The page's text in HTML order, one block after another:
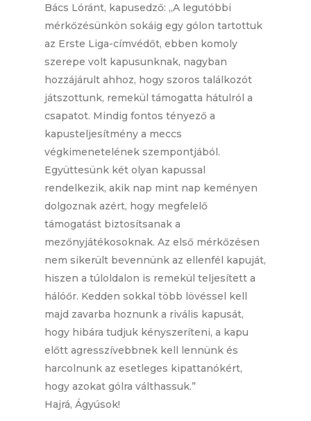
Bács Lóránt, kapusedző: „A legutóbbi
mérkőzésünkön sokáig egy gólon tartottuk
az Erste Liga-címvédőt, ebben komoly
szerepe volt kapusunknak, nagyban
hozzájárult ahhoz, hogy szoros találkozót
játszottunk, remekül támogatta hátulról a
csapatot. Mindig fontos tényező a
kapusteljesítmény a meccs
végkimenetelének szempontjából.
Együttesünk két olyan kapussal
rendelkezik, akik nap mint nap keményen
dolgoznak azért, hogy megfelelő
támogatást biztosítsanak a
mezőnyjátékosoknak. Az első mérkőzésen
nem sikerült bevennünk az ellenfél kapuját,
hiszen a túloldalon is remekül teljesített a
hálóőr. Kedden sokkal több lövéssel kell
majd zavarba hoznunk a rivális kapusát,
hogy hibára tudjuk kényszeríteni, a kapu
előtt agresszívebbnek kell lennünk és
harcolnunk az esetleges kipattanókért,
hogy azokat gólra válthassuk.”
Hajrá, Ágyúsok!